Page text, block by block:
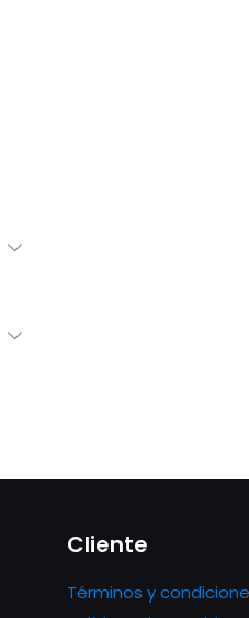
Cliente
Términos y